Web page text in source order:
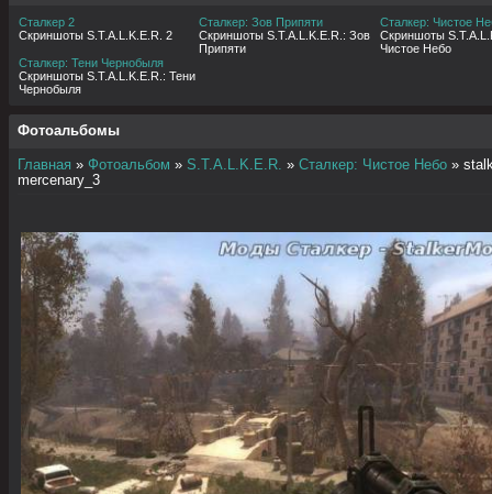
Сталкер 2
Скриншоты S.T.A.L.K.E.R. 2
Сталкер: Зов Припяти
Скриншоты S.T.A.L.K.E.R.: Зов
Припяти
Сталкер: Чистое
Скриншоты
Чистое Небо
Сталкер: Тени Чернобыля
Скриншоты S.T.A.L.K.E.R.: Тени
Чернобыля
Фотоальбомы
Главная » Фотоальбом » S.T.A.L.K.E.R. » Сталкер: Чистое Небо »
mercenary_3